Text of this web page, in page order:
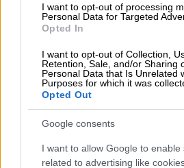
I want to opt-out of processing
Personal Data for Targeted
Opted In
I want to opt-out of Collection,
Retention, Sale, and/or Sharing
Personal Data that Is Unrelated
Purposes for which it was
Opted Out
Google consents
I want to allow Google to enable
related to advertising like
Ελλάδα|20.02.2023 22:00
Διαθέσιμη και στην
ηλεκτρονική πληρωμή
μεταβίβασης οχημάτων
Η δράση αποτελεί μέρος
συνεχιζόμενου έργου για
μετασχηματισμό του
και Μεταφορών